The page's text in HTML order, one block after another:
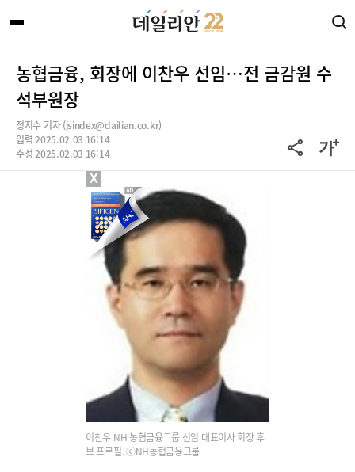
농협금융, 회장에 이찬우 선임…전 금감원 수
석부원장
정지수 기자 (jsindex@dailian.co.kr)
입력 2025.02.03 16:14
수정 2025.02.03 16:14
이찬우 NH 농협금융그룹 신임 대표이사 회장 후
보 프로필. ⓒNH농협금융그룹
X